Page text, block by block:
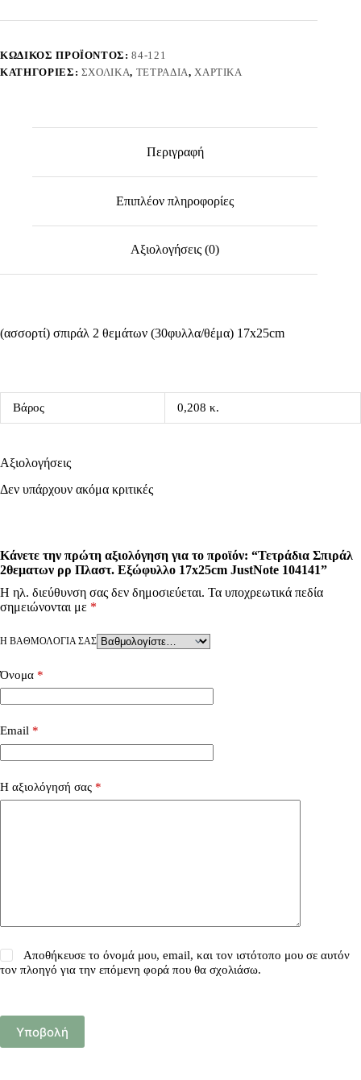
Πλαστ.
JustNote
104141
ΚΩΔΙΚΌΣ ΠΡΟΪΌΝΤΟΣ:84-121
ΚΑΤΗΓΟΡΊΕΣ: ΣΧΟΛΙΚΆ, ΤΕΤΡΆΔΙΑ,ΧΑΡΤΙΚΆ
Περιγραφή
Επιπλέον πληροφορίες
Αξιολογήσεις (0)
(ασσορτί) σπιράλ 2 θεμάτων (30φυλλα/θέμα) 17x25cm
Βάρος 0,208 κ.
Αξιολογήσεις
Δεν υπάρχουν ακόμα κριτικές
Κάνετε την πρώτη αξιολόγηση για το προϊόν: “Τετράδια Σπιράλ
2θεματων ρρ Πλαστ. Εξώφυλλο 17x25cm JustNote 104141”
Η ηλ. διεύθυνση σας δεν δημοσιεύεται. Τα υποχρεωτικά πεδία
σημειώνονται με *
Η ΒΑΘΜΟΛΟΓΊΑ ΣΑΣ
Όνομα *
Email *
Η αξιολόγησή σας *
Αποθήκευσε το όνομά μου, email, και τον ιστότοπο μου σε αυτόν
τον πλοηγό για την επόμενη φορά που θα σχολιάσω.
Υποβολή